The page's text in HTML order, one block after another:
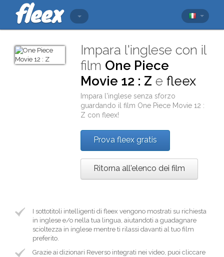
Impara l'inglese con il
film One Piece
Movie 12 : Z efleex
Impara l'inglese senza sforzo
guardando il film One Piece Movie 12 :
Z confleex!
Prova fleex gratis
Ritorna all'elenco dei film
I sottotitoli intelligenti di fleex vengono mostrati su richiesta
in inglese e/o nella tua lingua, aiutandoti a guadagnare
scioltezza in inglese mentre ti rilassi davanti al tuo film
preferito.
Grazie ai dizionari Reverso integrati nei video, puoi cliccare